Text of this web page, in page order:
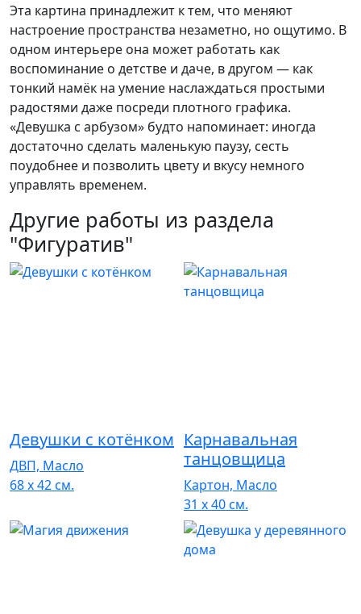
Эта картина принадлежит к тем, что меняют
настроение пространства незаметно, но ощутимо. В
одном интерьере она может работать как
воспоминание о детстве и даче, в другом — как
тонкий намёк на умение наслаждаться простыми
радостями даже посреди плотного графика.
«Девушка с арбузом» будто напоминает: иногда
достаточно сделать маленькую паузу, сесть
поудобнее и позволить цвету и вкусу немного
управлять временем.
Другие работы из раздела
"Фигуратив"
Девушки с котёнком
ДВП, Масло
68 x 42 см.
Карнавальная
танцовщица
Картон, Масло
31 x 40 см.